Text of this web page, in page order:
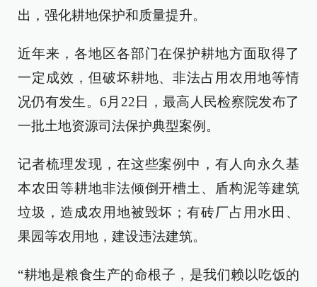
出，强化耕地保护和质量提升。
近年来，各地区各部门在保护耕地方面取得了
一定成效，但破坏耕地、非法占用农用地等情
况仍有发生。6月22日，最高人民检察院发布了
一批土地资源司法保护典型案例。
记者梳理发现，在这些案例中，有人向永久基
本农田等耕地非法倾倒开槽土、盾构泥等建筑
垃圾，造成农用地被毁坏；有砖厂占用水田、
果园等农用地，建设违法建筑。
“耕地是粮食生产的命根子，是我们赖以吃饭的